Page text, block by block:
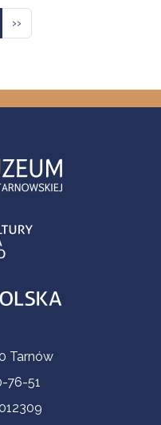
Następna strona
››
Tarnów
76-51